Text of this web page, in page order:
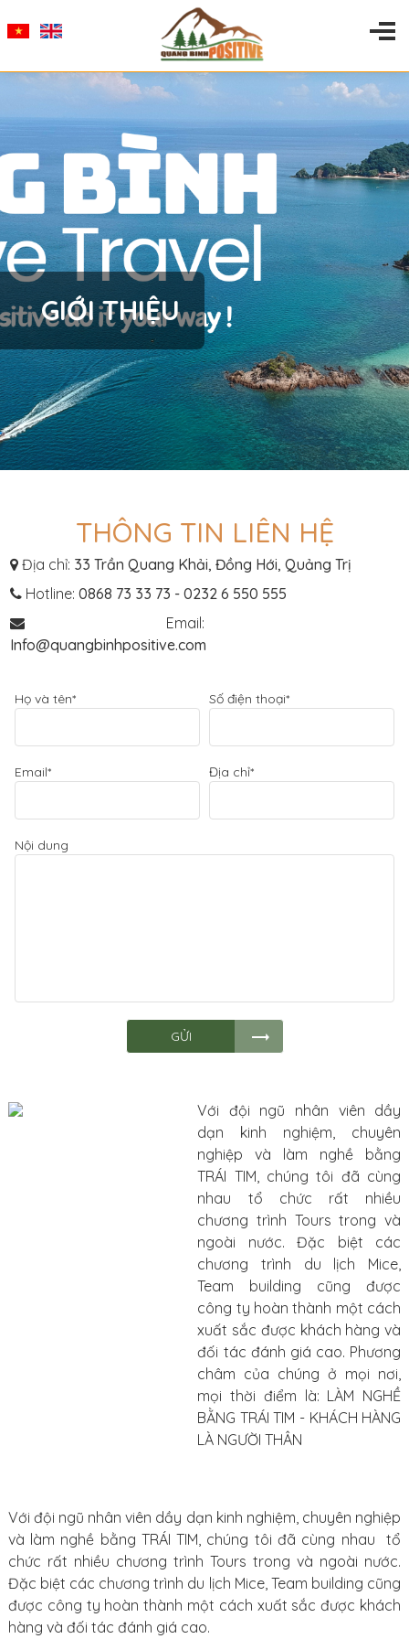
GIỚI THIỆU
THÔNG TIN LIÊN HỆ
Địa chỉ: 33 Trần Quang Khải, Đồng Hới, Quảng Trị
Hotline:0868 73 33 73 -0232 6 550 555
Email:
Info@quangbinhpositive.com
Họ và tên* Số điện thoại*
Email* Địa chỉ*
Nội dung
GỬI
Với đội ngũ nhân viên dầy
dạn kinh nghiệm, chuyên
nghiệp và làm nghề bằng
TRÁI TIM, chúng tôi đã cùng
nhau tổ chức rất nhiều
chương trình Tours trong và
ngoài nước. Đặc biệt các
chương trình du lịch Mice,
Team building cũng được
công ty hoàn thành một cách
xuất sắc được khách hàng và
đối tác đánh giá cao. Phương
châm của chúng ở mọi nơi,
mọi thời điểm là: LÀM NGHỀ
BẰNG TRÁI TIM - KHÁCH HÀNG
LÀ NGƯỜI THÂN
Với đội ngũ nhân viên dầy dạn kinh nghiệm, chuyên nghiệp
và làm nghề bằng TRÁI TIM, chúng tôi đã cùng nhau tổ
chức rất nhiều chương trình Tours trong và ngoài nước.
Đặc biệt các chương trình du lịch Mice, Team building cũng
được công ty hoàn thành một cách xuất sắc được khách
hàng và đối tác đánh giá cao.